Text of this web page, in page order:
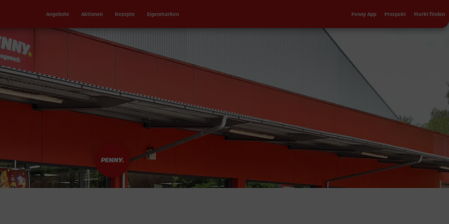
Angebote Aktionen Rezepte Eigenmarken Sekundärnavigation
Penny App Prospekt Markt finden